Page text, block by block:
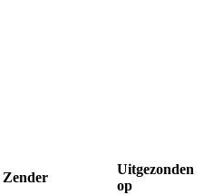
Zender
Uitgezonden
op